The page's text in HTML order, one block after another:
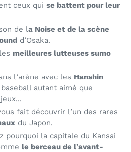
ceux qui se battent pour leur
de la Noise et de la scène
d’Osaka.
meilleures lutteuses sumo
l’arène avec les Hanshin
autant aimé que
fait découvrir l’un des rares
du Japon.
pourquoi la capitale du Kansai
le berceau de l’avant-